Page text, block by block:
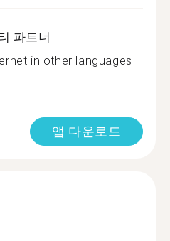
파트너
in other languages
앱 다운로드